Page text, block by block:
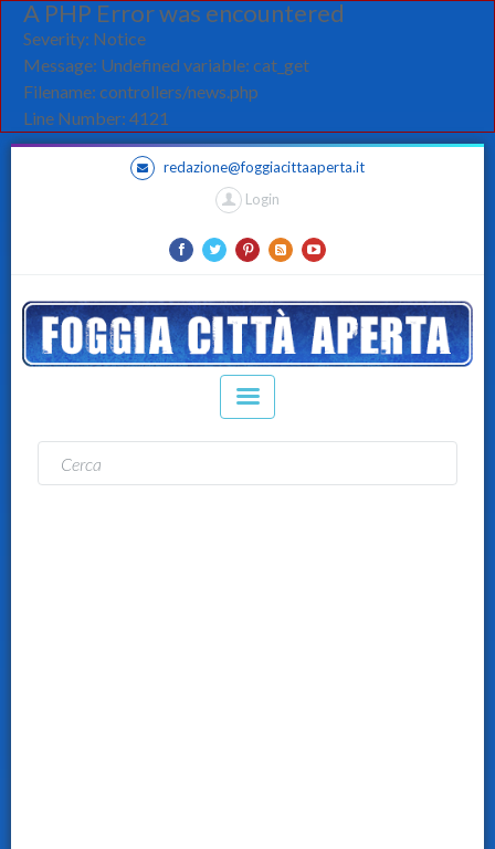
A PHP Error was encountered
Severity: Notice
Message: Undefined variable: cat_get
Filename: controllers/news.php
Line Number: 4121
redazione@foggiacittaaperta.it
Login